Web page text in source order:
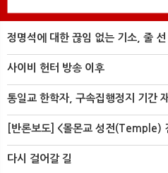
정명석에 대한 끊임 없는 기소, 줄 선
사이비 헌터 방송 이후
통일교 한학자, 구속집행정지 기간
[반론보도] <몰몬교 성전(Temple)
다시 걸어갈 길